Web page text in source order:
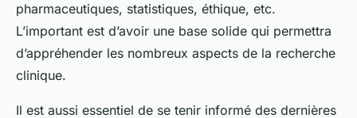
pharmaceutiques, statistiques, éthique, etc.
L’important est d’avoir une base solide qui permettra
d’appréhender les nombreux aspects de la recherche
clinique.
Il est aussi essentiel de se tenir informé des dernières